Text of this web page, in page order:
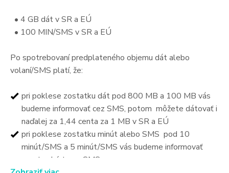
• 4 GB dát v SR a EÚ
• 100 MIN/SMS v SR a EÚ
Po spotrebovaní predplateného objemu dát alebo
volaní/SMS platí, že:
pri poklese zostatku dát pod 800 MB a 100 MB vás
budeme informovať cez SMS, potom môžete dátovať i
naďalej za 1,44 centa za 1 MB v SR a EÚ
pri poklese zostatku minút alebo SMS pod 10
minút/SMS a 5 minút/SMS vás budeme informovať
prostredníctvom SMS